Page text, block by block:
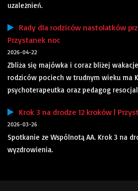
uzależnień.
Rady dla rodziców nastolatków
Przystanek noc
2026-04-22
Zbliża się majówka i coraz bliżej
rodziców pociech w trudnym wieku ma
psychoterapeutka oraz pedagog
Krok 3 na drodze 12 kroków |
2026-03-26
Spotkanie ze Wspólnotą AA. Krok 3 na
wyzdrowienia.